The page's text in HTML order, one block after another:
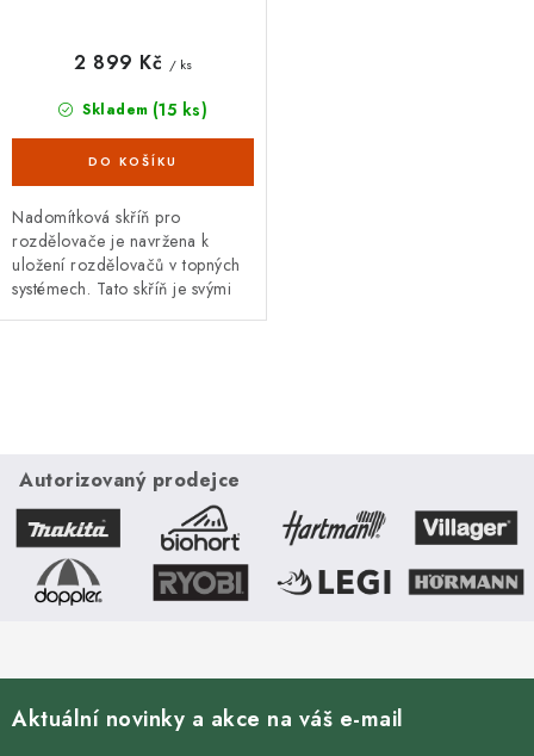
Skladem (15 ks)
2 899 Kč / ks
Nadomítková skříň pro
rozdělovače je navržena k
uložení rozdělovačů v topných
systémech. Tato skříň je svými
á
d
a
r
v
k
Autorizovaný prodejce
Aktuální novinky a akce na váš e-mail